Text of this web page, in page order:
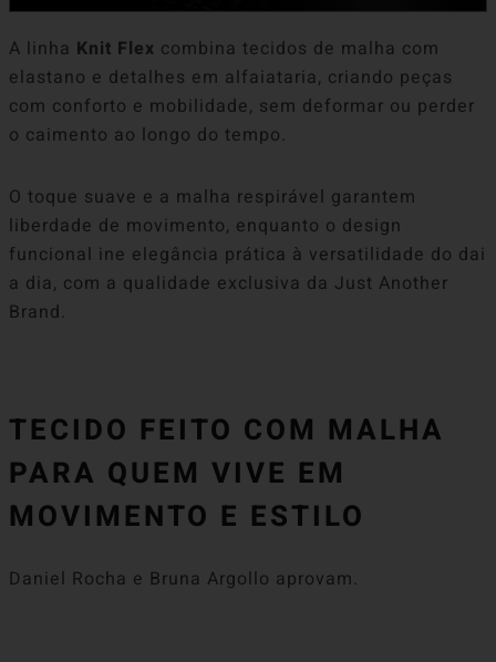
A linha Knit Flex combina tecidos de malha com
elastano e detalhes em alfaiataria, criando peças
com conforto e mobilidade, sem deformar ou perder
o caimento ao longo do tempo.
O toque suave e a malha respirável garantem
liberdade de movimento, enquanto o design
funcional ine elegância prática à versatilidade do dai
a dia, com a qualidade exclusiva da Just Another
Brand.
TECIDO FEITO COM MALHA
PARA QUEM VIVE EM
MOVIMENTO E ESTILO
Daniel Rocha e Bruna Argollo aprovam.